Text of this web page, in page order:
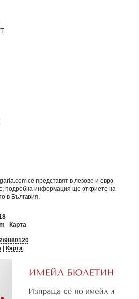
се представят в левове и евро
подробна информация ще откриете на
в България
Карта
9880120
Карта